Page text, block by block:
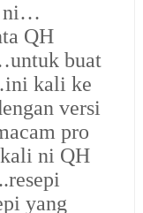
ni…
QH
buat
kali ke
versi
pro
ni QH
yang